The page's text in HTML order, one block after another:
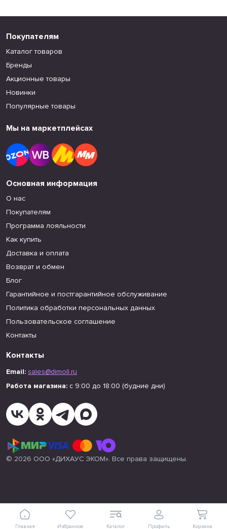
Покупателям
Каталог товаров
Бренды
Акционные товары
Новинки
Популярные товары
Мы на маркетплейсах
Основная информация
О нас
Покупателям
Программа лояльности
Как купить
Доставка и оплата
Возврат и обмен
Блог
Гарантийное и постгарантийное обслуживание
Политика обработки персональных данных
Пользовательское соглашение
Контакты
Контакты
Email: sales@dimoll.ru
Работа магазина: с 9:00 до 18:00 (будние дни)
© 2026 ООО «ДИХАУС ЭКОМ». Все права защищены.
Главная Избранное Каталог Профиль Корзина